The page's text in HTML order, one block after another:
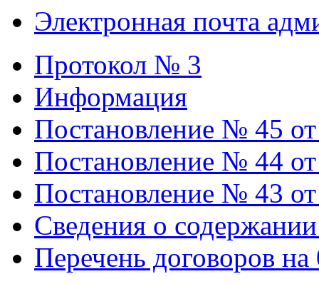
Электронная почта
Протокол № 3
Информация
Постановление № 45
Постановление № 44
Постановление № 43
Сведения о
Перечень договоров на